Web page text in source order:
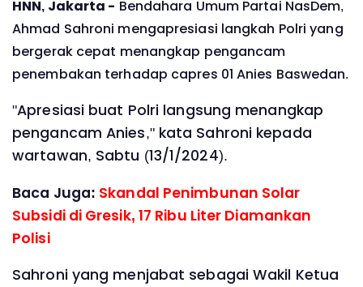
HNN, Jakarta - Bendahara Umum Partai NasDem,
Ahmad Sahroni mengapresiasi langkah Polri yang
bergerak cepat menangkap pengancam
penembakan terhadap capres 01 Anies Baswedan.
"Apresiasi buat Polri langsung menangkap
pengancam Anies," kata Sahroni kepada
wartawan, Sabtu (13/1/2024).
Baca Juga: Skandal Penimbunan Solar
Subsidi di Gresik, 17 Ribu Liter Diamankan
Polisi
Sahroni yang menjabat sebagai Wakil Ketua